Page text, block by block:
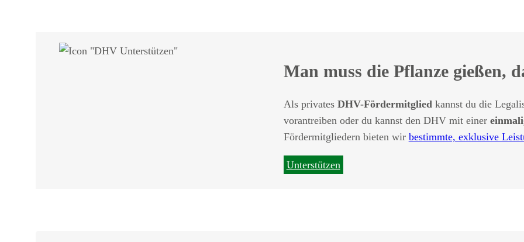
Man muss die Pflanze gießen,
Als privates DHV-Fördermitgliedkannst du die
vorantreiben oder du kannst den DHV mit einer
Fördermitgliedern bieten wir bestimmte, exklusive
Unterstützen